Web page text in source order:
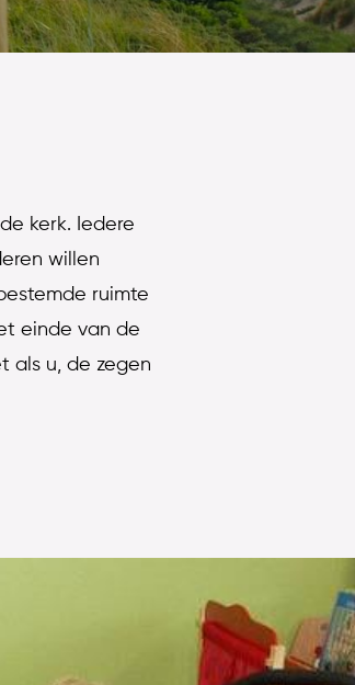
kerk. Iedere
willen
ruimte
einde van de
als u, de zegen